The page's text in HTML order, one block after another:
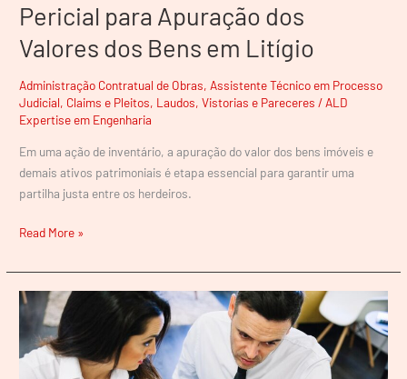
Pericial para Apuração dos
Valores dos Bens em Litígio
Administração Contratual de Obras, Assistente Técnico em Processo
Judicial, Claims e Pleitos, Laudos, Vistorias e Pareceres / ALD
Expertise em Engenharia
Em uma ação de inventário, a apuração do valor dos bens imóveis e
demais ativos patrimoniais é etapa essencial para garantir uma
partilha justa entre os herdeiros.
Litígio
Read More »
Perícia
Apontamento
de